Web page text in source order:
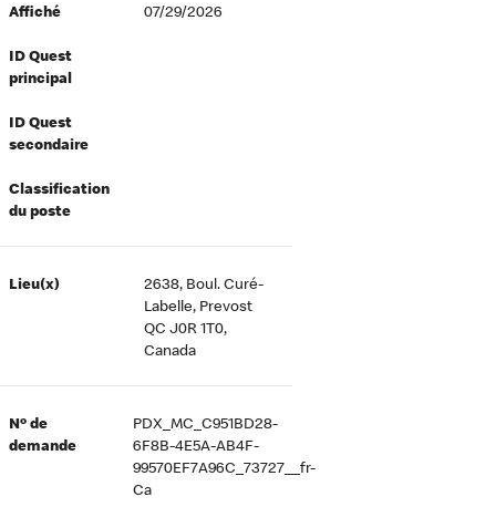
Affiché 07/29/2026
ID Quest
principal
ID Quest
secondaire
Classification
du poste
Lieu(x)
2638, Boul. Curé-
Labelle, Prevost
QC J0R 1T0,
Canada
Nº de
demande
PDX_MC_C951BD28-
6F8B-4E5A-AB4F-
99570EF7A96C_73727__fr-
Ca